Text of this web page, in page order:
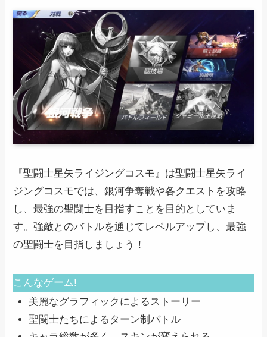
『聖闘士星矢ライジングコスモ』は聖闘士星矢ライ
ジングコスモでは、銀河争奪戦や各クエストを攻略
し、最強の聖闘士を目指すことを目的としていま
す。強敵とのバトルを通じてレベルアップし、最強
の聖闘士を目指しましょう！
こんなゲーム!
美麗なグラフィックによるストーリー
聖闘士たちによるターン制バトル